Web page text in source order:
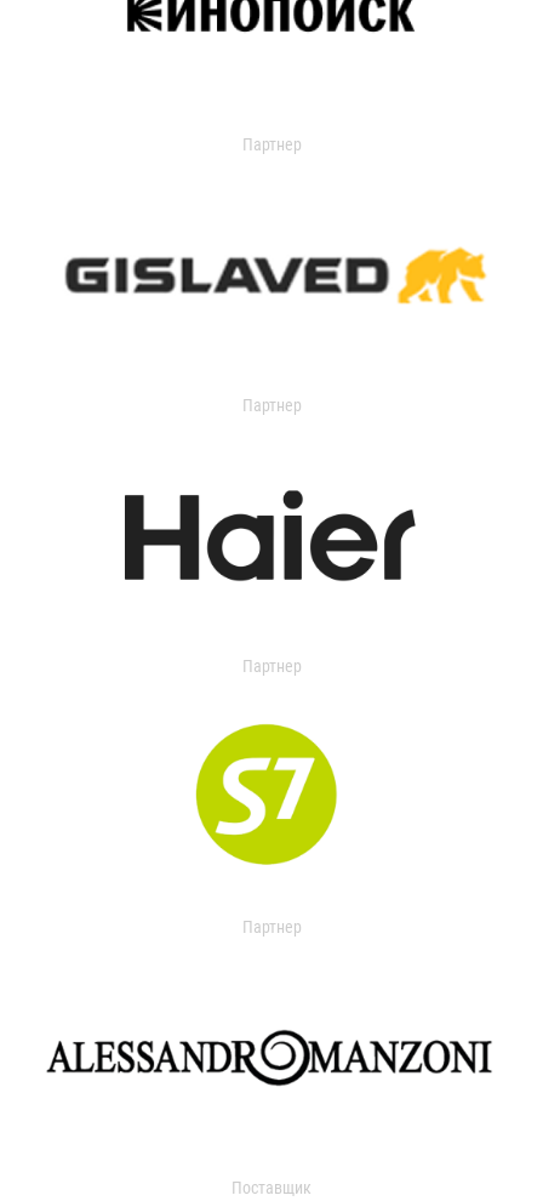
Партнер
Партнер
Партнер
Партнер
Поставщик